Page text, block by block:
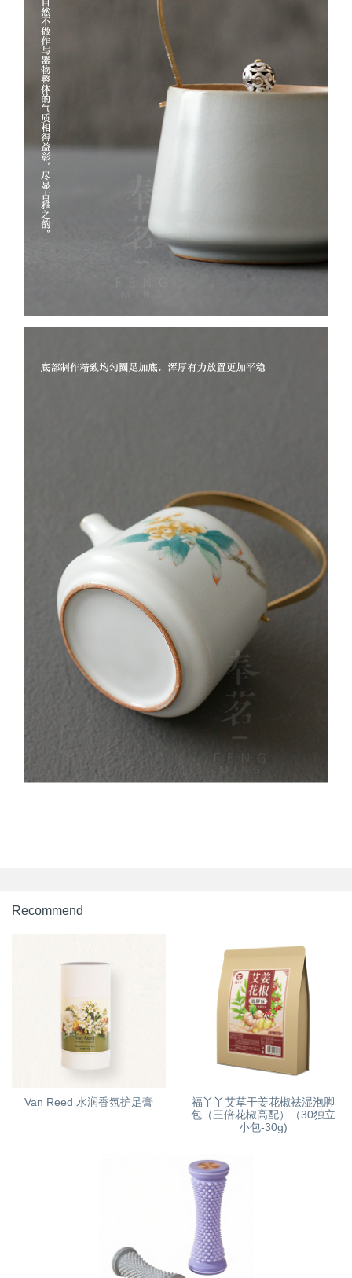
Recommend
Van Reed 水润香氛护足膏
福丫丫艾草干姜花椒祛湿泡脚
包（三倍花椒高配）（30独立
小包-30g)